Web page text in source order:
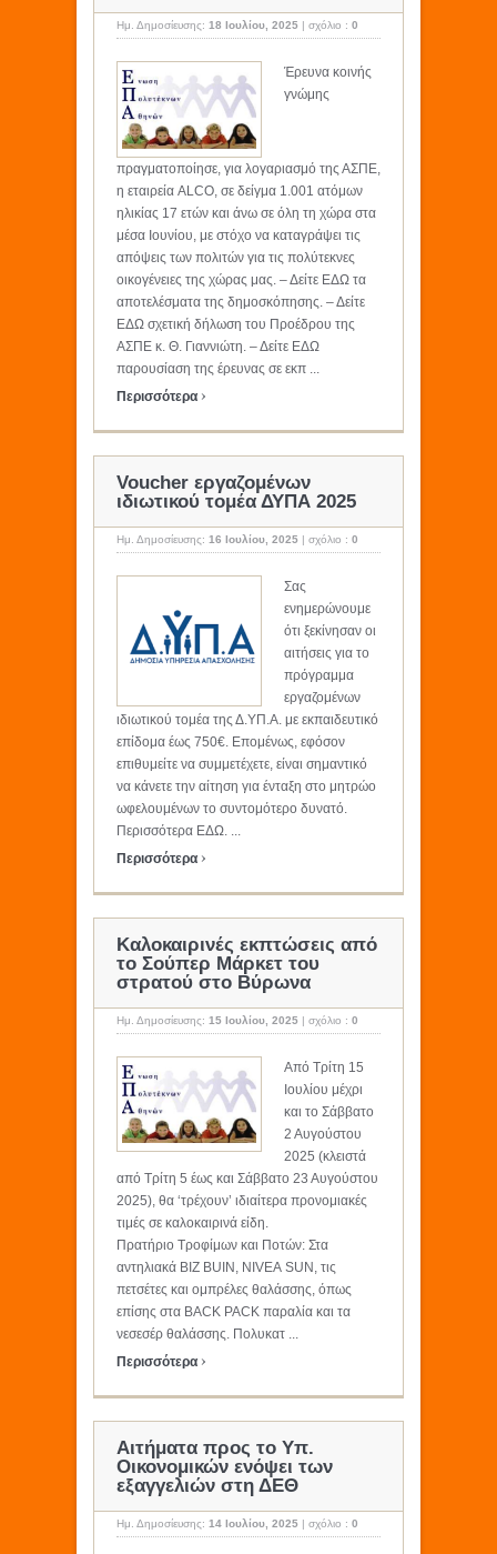
Ημ. Δημοσίευσης: 18 Ιουλίου, 2025 | σχόλιο : 0
Έρευνα κοινής
γνώμης
πραγματοποίησε, για λογαριασμό της ΑΣΠΕ,
η εταιρεία ALCO, σε δείγμα 1.001 ατόμων
ηλικίας 17 ετών και άνω σε όλη τη χώρα στα
μέσα Ιουνίου, με στόχο να καταγράψει τις
απόψεις των πολιτών για τις πολύτεκνες
οικογένειες της χώρας μας. – Δείτε ΕΔΩ τα
αποτελέσματα της δημοσκόπησης. – Δείτε
ΕΔΩ σχετική δήλωση του Προέδρου της
ΑΣΠΕ κ. Θ. Γιαννιώτη. – Δείτε ΕΔΩ
παρουσίαση της έρευνας σε εκπ ...
Περισσότερα ›
Voucher εργαζομένων
ιδιωτικού τομέα ΔΥΠΑ 2025
Ημ. Δημοσίευσης: 16 Ιουλίου, 2025 | σχόλιο : 0
Σας
ενημερώνουμε
ότι ξεκίνησαν οι
αιτήσεις για το
πρόγραμμα
εργαζομένων
ιδιωτικού τομέα της Δ.ΥΠ.Α. με εκπαιδευτικό
επίδομα έως 750€. Επομένως, εφόσον
επιθυμείτε να συμμετέχετε, είναι σημαντικό
να κάνετε την αίτηση για ένταξη στο μητρώο
ωφελουμένων το συντομότερο δυνατό.
Περισσότερα ΕΔΩ. ...
Περισσότερα ›
Καλοκαιρινές εκπτώσεις από
το Σούπερ Μάρκετ του
στρατού στο Βύρωνα
Ημ. Δημοσίευσης: 15 Ιουλίου, 2025 | σχόλιο : 0
Από Τρίτη 15
Ιουλίου μέχρι
και το Σάββατο
2 Αυγούστου
2025 (κλειστά
από Τρίτη 5 έως και Σάββατο 23 Αυγούστου
2025), θα ‘τρέχουν’ ιδιαίτερα προνομιακές
τιμές σε καλοκαιρινά είδη.
Πρατήριο Τροφίμων και Ποτών: Στα
αντηλιακά BIZ BUIN, NIVEA SUN, τις
πετσέτες και ομπρέλες θαλάσσης, όπως
επίσης στα BACK PACK παραλία και τα
νεσεσέρ θαλάσσης. Πολυκατ ...
Περισσότερα ›
Αιτήματα προς το Υπ.
Οικονομικών ενόψει των
εξαγγελιών στη ΔΕΘ
Ημ. Δημοσίευσης: 14 Ιουλίου, 2025 | σχόλιο : 0